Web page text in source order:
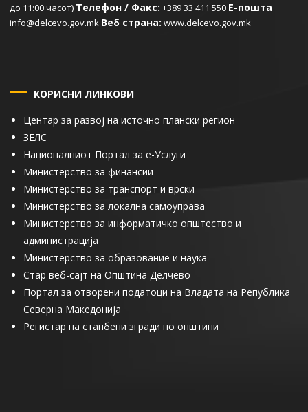
до 11:00 часот) Телефон / Факс: +389 33 411 550 Е-пошта
info@delcevo.gov.mk Веб страна: www.delcevo.gov.mk
КОРИСНИ ЛИНКОВИ
Центар за развој на источно плански регион
ЗЕЛС
Националниот Портал за е-Услуги
Министерство за финансии
Министерство за транспорт и врски
Министерство за локална самоуправа
Министерство за информатичко општество и
администрација
Министерство за образование и наука
Стар веб-сајт на Општина Делчево
Портал за отворени податоци на Владата на Република
Северна Македонија
Регистар на станбени згради по општини